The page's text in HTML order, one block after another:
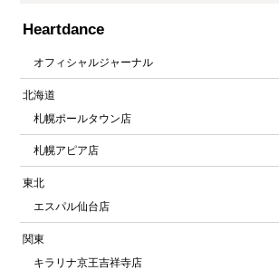
Heartdance
オフィシャルジャーナル
北海道
札幌ポールタウン店
札幌アピア店
東北
エスパル仙台店
関東
キラリナ京王吉祥寺店